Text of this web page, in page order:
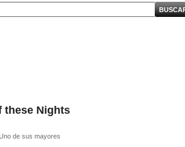
these Nights
de sus mayores